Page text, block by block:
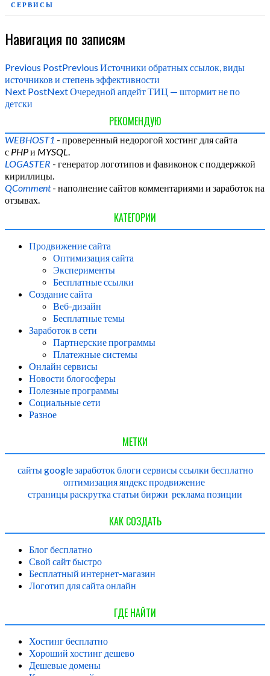
СЕРВИСЫ
Навигация по записям
Previous PostPrevious Источники обратных ссылок, виды
источников и степень эффективности
Next PostNextОчередной апдейт ТИЦ — штормит не по
детски
РЕКОМЕНДУЮ
WEBHOST1 - проверенный недорогой хостинг для сайта
с PHPи MYSQL.
LOGASTER - генератор логотипов и фавиконок с поддержкой
кириллицы.
QComment- наполнение сайтов комментариями и заработок на
отзывах.
КАТЕГОРИИ
Продвижение сайта
Оптимизация сайта
Эксперименты
Бесплатные ссылки
Создание сайта
Веб-дизайн
Бесплатные темы
Заработок в сети
Партнерские программы
Платежные системы
Онлайн сервисы
Новости блогосферы
Полезные программы
Социальные сети
Разное
МЕТКИ
сайтыgoogleзаработокблоги сервисыссылки бесплатно
оптимизацияяндекспродвижение
страницыраскрутка статьи биржи реклама позиции
КАК СОЗДАТЬ
Блог бесплатно
Свой сайт быстро
Бесплатный интернет-магазин
Логотип для сайта онлайн
ГДЕ НАЙТИ
Хостинг бесплатно
Хороший хостинг дешево
Дешевые домены